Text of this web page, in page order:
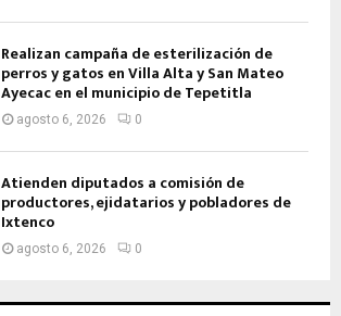
Realizan campaña de esterilización de
perros y gatos en Villa Alta y San Mateo
Ayecac en el municipio de Tepetitla
agosto 6, 2026 0
Atienden diputados a comisión de
productores, ejidatarios y pobladores de
Ixtenco
agosto 6, 2026 0